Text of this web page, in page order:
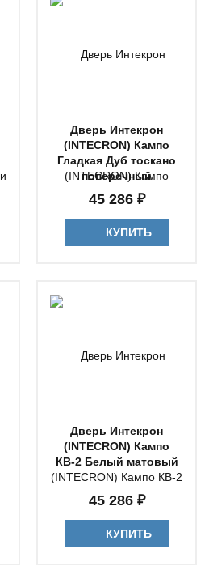
Дверь Интекрон
(INTECRON) Кампо
Гладкая Дуб тоскано
поперечный
45 286 ₽
КУПИТЬ
Дверь Интекрон
(INTECRON) Кампо
КВ-2 Белый матовый
45 286 ₽
КУПИТЬ